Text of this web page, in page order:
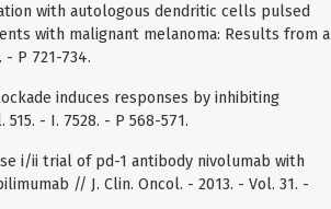
with autologous dendritic cells pulsed
with malignant melanoma: Results from a
P 721-734.
induces responses by inhibiting
- I. 7528. - P 568-571.
i/ii trial of pd-1 antibody nivolumab with
// J. Clin. Oncol. - 2013. - Vol. 31. -